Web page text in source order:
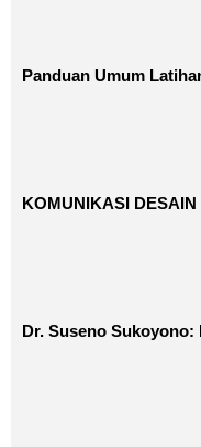
Panduan Umum
KOMUNIKASI DESAIN
Dr. Suseno